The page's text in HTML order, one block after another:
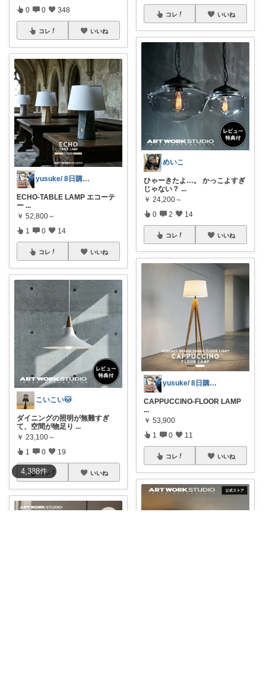
4,388件
0 0 348
コレ いいね
yusuke/ 8日購入感謝♫
ECHO-TABLE LAMP エコーテ
ー ...
￥ 52,800～
1 0 14
コレ いいね
こいこい🐱
ダイニングの照明が無難すぎ
て、空間が物足り ...
￥ 23,100～
1 0 19
コレ いいね
コレ いいね
めいこ
ひゃーきたよ…。 かっこよすぎ
じゃない？ ...
￥ 24,200～
0 2 14
コレ いいね
yusuke/ 8日購入感謝♫
CAPPUCCINO-FLOOR LAMP
...
￥ 53,900
1 0 11
コレ いいね